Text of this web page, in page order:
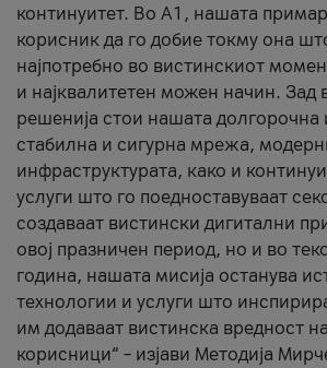
континуитет. Во А1, нашата
корисник да го добие токму она
најпотребно во вистинскиот
и најквалитетен можен начин. Зад
решенија стои нашата долгорочна
стабилна и сигурна мрежа,
инфраструктурата, како и
услуги што го поедноставуваат
создаваат вистински дигитални
овој празничен период, но и во
година, нашата мисија останува
технологии и услуги што
им додаваат вистинска вредност
корисници“ – изјави Методија